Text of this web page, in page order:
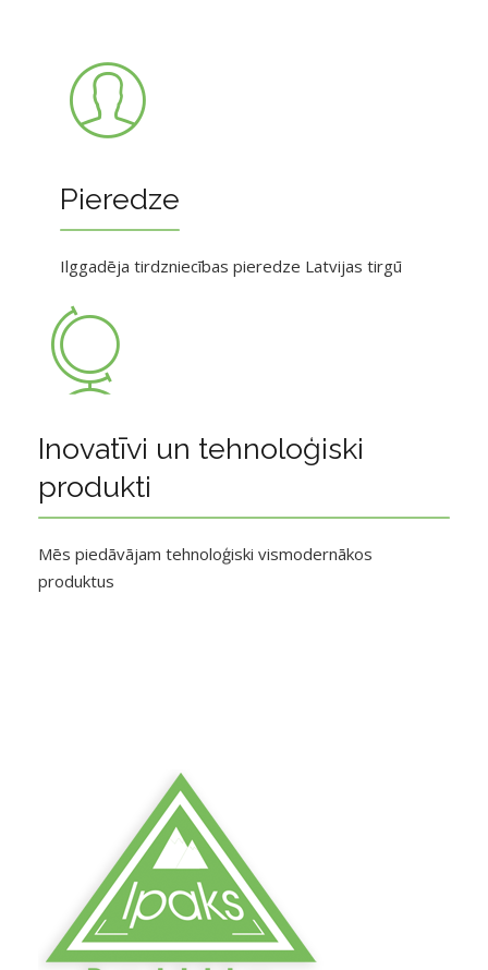
Pieredze
Ilggadēja tirdzniecības pieredze Latvijas tirgū
Inovatīvi un tehnoloģiski
produkti
Mēs piedāvājam tehnoloģiski vismodernākos
produktus